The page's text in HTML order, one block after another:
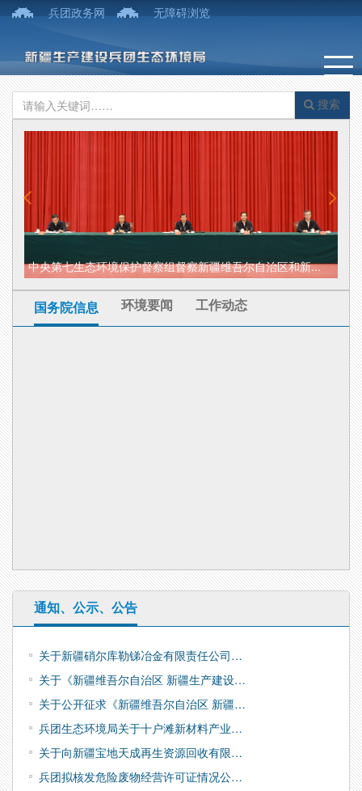
兵团政务网 无障碍浏览
搜索
中央第七生态环境保护督察组督察新疆维吾尔自治区和新...
国务院信息 环境要闻 工作动态
通知、公示、公告
关于新疆硝尔库勒锑冶金有限责任公司…
关于《新疆维吾尔自治区 新疆生产建设…
关于公开征求《新疆维吾尔自治区 新疆…
兵团生态环境局关于十户滩新材料产业…
关于向新疆宝地天成再生资源回收有限…
兵团拟核发危险废物经营许可证情况公…